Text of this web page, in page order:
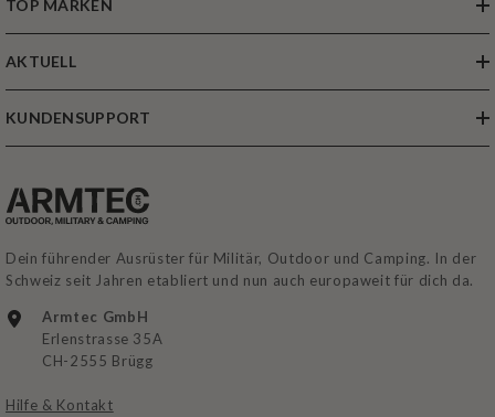
TOP MARKEN
AKTUELL
KUNDENSUPPORT
Dein führender Ausrüster für Militär, Outdoor und Camping. In der
Schweiz seit Jahren etabliert und nun auch europaweit für dich da.
Armtec GmbH
Erlenstrasse 35A
CH-2555 Brügg
Hilfe & Kontakt